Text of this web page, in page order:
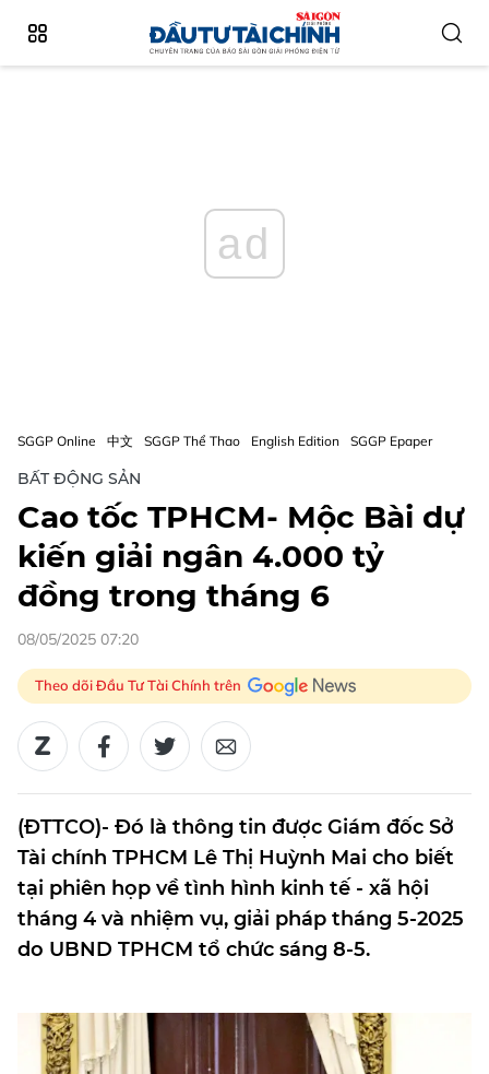
ad
SGGP Online 中文 SGGP Thể Thao English Edition SGGP Epaper
BẤT ĐỘNG SẢN
Cao tốc TPHCM- Mộc Bài dự
kiến giải ngân 4.000 tỷ
đồng trong tháng 6
08/05/2025 07:20
Theo dõi Đầu Tư Tài Chính trên
(ĐTTCO)- Đó là thông tin được Giám đốc Sở
Tài chính TPHCM Lê Thị Huỳnh Mai cho biết
tại phiên họp về tình hình kinh tế - xã hội
tháng 4 và nhiệm vụ, giải pháp tháng 5-2025
do UBND TPHCM tổ chức sáng 8-5.